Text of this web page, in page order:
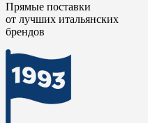
Прямые поставки
от лучших итальянских
брендов